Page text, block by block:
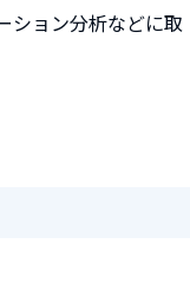
ション分析などに取